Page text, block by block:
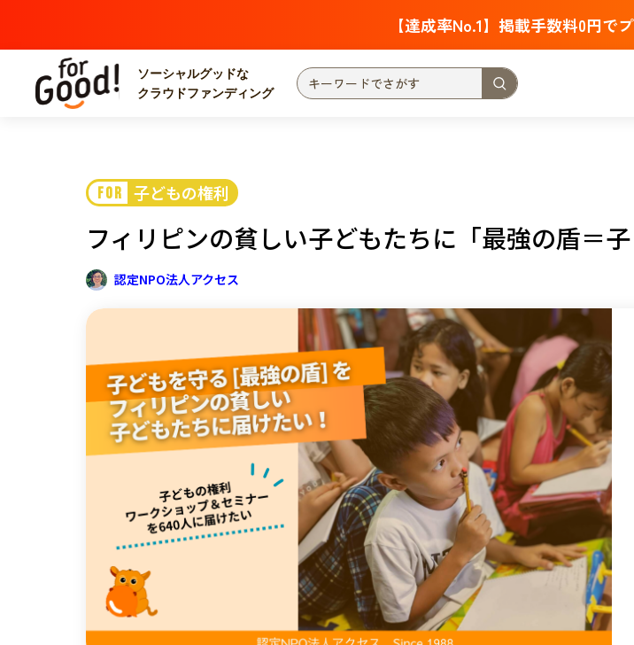
【達成率No.1】掲載手数料0円で
ソーシャルグッドな
クラウドファンディング
カテゴリーからさがす
災害
社会貢献
地域からさがす
関東 茨城 栃木 群馬 埼玉 千葉
新潟 富山 石川 福井 山梨
近畿 三重 滋賀 京都 大阪 兵庫
中国 鳥取 島根 岡山 広島 山口
四国 徳島 香川 愛媛 高知
九州・沖縄 福岡 佐賀 長崎 熊本 大分
FOR 子どもの権利
フィリピンの貧しい子どもたちに「最強の盾＝
認定NPO法人アクセス